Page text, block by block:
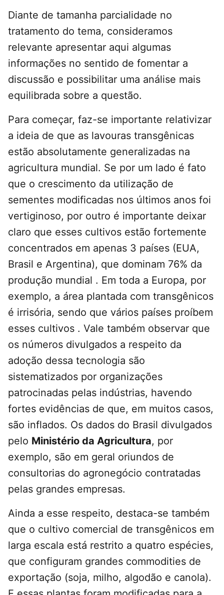
Diante de tamanha parcialidade no
tratamento do tema, consideramos
relevante apresentar aqui algumas
informações no sentido de fomentar a
discussão e possibilitar uma análise mais
equilibrada sobre a questão.
Para começar, faz-se importante relativizar
a ideia de que as lavouras transgênicas
estão absolutamente generalizadas na
agricultura mundial. Se por um lado é fato
que o crescimento da utilização de
sementes modificadas nos últimos anos foi
vertiginoso, por outro é importante deixar
claro que esses cultivos estão fortemente
concentrados em apenas 3 países (EUA,
Brasil e Argentina), que dominam 76% da
produção mundial . Em toda a Europa, por
exemplo, a área plantada com transgênicos
é irrisória, sendo que vários países proíbem
esses cultivos . Vale também observar que
os números divulgados a respeito da
adoção dessa tecnologia são
sistematizados por organizações
patrocinadas pelas indústrias, havendo
fortes evidências de que, em muitos casos,
são inflados. Os dados do Brasil divulgados
pelo Ministério da Agricultura, por
exemplo, são em geral oriundos de
consultorias do agronegócio contratadas
pelas grandes empresas.
Ainda a esse respeito, destaca-se também
que o cultivo comercial de transgênicos em
larga escala está restrito a quatro espécies,
que configuram grandes commodities de
exportação (soja, milho, algodão e canola).